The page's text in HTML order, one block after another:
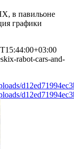
в павильоне
графики
rabot-cars-and-